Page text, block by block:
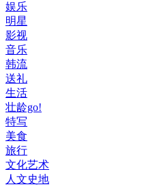
娱乐
明星
影视
音乐
韩流
送礼
生活
壮龄go!
特写
美食
旅行
文化艺术
人文史地